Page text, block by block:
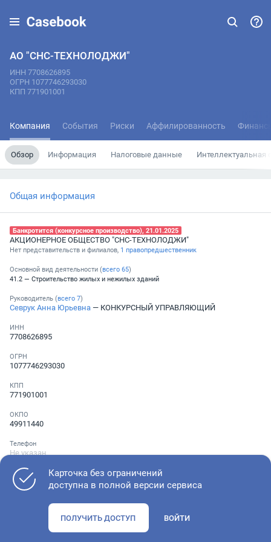
АО "СНС-ТЕХНОЛОДЖИ"
ИНН 7708626895
ОГРН 1077746293030
КПП 771901001
Компания События Риски Аффилированность
Обзор Информация Налоговые данные Интеллектуальная
Общая информация
Банкротится (конкурсное производство), 21.01.2025
АКЦИОНЕРНОЕ ОБЩЕСТВО "СНС-ТЕХНОЛОДЖИ"
Нет представительств и филиалов, 1 правопредшественник
Основной вид деятельности (всего 65)
41.2 — Строительство жилых и нежилых зданий
Руководитель (всего 7)
Севрук Анна Юрьевна — КОНКУРСНЫЙ УПРАВЛЯЮЩИЙ
ИНН
7708626895
ОГРН
1077746293030
КПП
771901001
ОКПО
49911440
Телефон
Не указан
Проверьте учредительные документы, адрес регистрации и
Карточка без ограничений
доступна в полной версии сервиса
ПОЛУЧИТЬ ДОСТУП ВОЙТИ